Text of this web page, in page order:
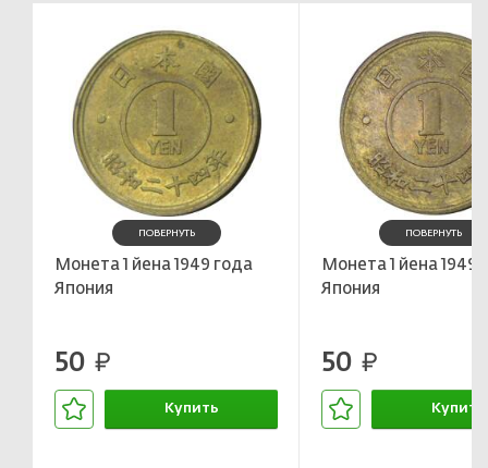
ПОВЕРНУТЬ
Монета 1 йена 1949 года
Япония
50 руб.
Купить
ПОВЕРНУТЬ
Монета 1 йена 1949
Япония
50 руб.
Купить